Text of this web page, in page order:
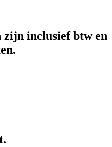
zijn inclusief btw en